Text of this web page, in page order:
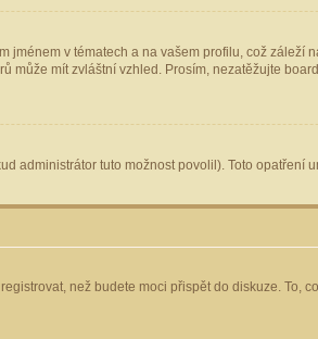
v tématech a na vašem profilu, což
mít zvláštní vzhled. Prosím, nezatěžujte
administrátor tuto možnost povolil). Toto
než budete moci přispět do diskuze. To,